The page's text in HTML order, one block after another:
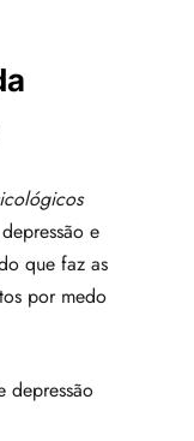
e
que faz as
por medo
depressão